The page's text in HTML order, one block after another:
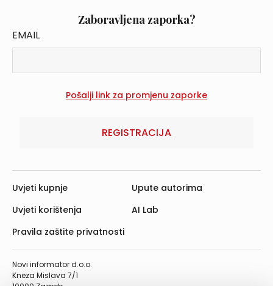
Zaboravljena zaporka?
EMAIL
REGISTRACIJA
Novi informator d.o.o.
Kneza Mislava 7/1
Uvjeti kupnje
Uvjeti korištenja
Pravila zaštite privatnosti
Upute autorima
AI Lab